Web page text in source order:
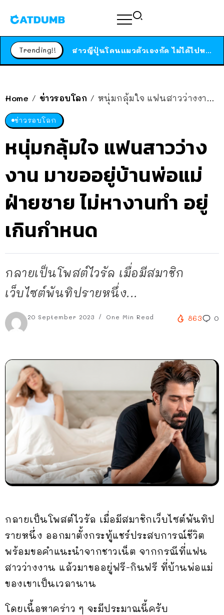
Trending!! ได้เวลาเด็กหนวดรวมตัว RF Online Next เปิดให้เล่นแล้ว เกม Sci-Fi MMORPG ระดับตำนาน เล่นได้ทั้งมือถือและ PC
Home / ข่าวรอบโลก / หนุ่มกลุ้มใจ แฟนสาวว่างงาน มาขออยู่บ้านพ่อแม่ฝ่ายชาย ไม่หางานทำ อยู่เกินกำหนด
ข่าวรอบโลก
หนุ่มกลุ้มใจ แฟนสาวว่าง
งาน มาขออยู่บ้านพ่อแม่
ฝ่ายชาย ไม่หางานทำ อยู่
เกินกำหนด
กลายเป็นโพสต์ไวรัล เมื่อมีสมาชิก
เว็บไซต์พันทิปรายหนึ่ง...
20 September 2023 One Min Read 863 0
กลายเป็นโพสต์ไวรัล เมื่อมีสมาชิกเว็บไซต์พันทิป
รายหนึ่ง ออกมาตั้งกระทู้แชร์ประสบการณ์ชีวิต
พร้อมขอคำแนะนำจากชาวเน็ต จากกรณีที่แฟน
สาวว่างงาน แล้วมาขออยู่ฟรี-กินฟรี ที่บ้านพ่อแม่
ของเขาเป็นเวลานาน
โดยเนื้อหาคร่าว ๆ จะมีประมาณนี้ครับ